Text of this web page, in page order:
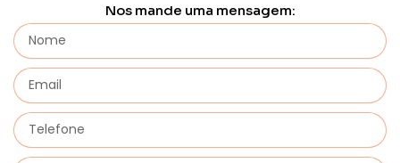
Nos mande uma mensagem: